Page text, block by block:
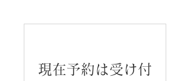
現在予約は受け付